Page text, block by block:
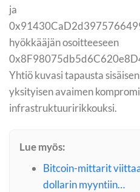
ja
hyökkääjän osoitteeseen
Yhtiö kuvasi tapausta
yksityisen avaimen
infrastruktuuririkkouksi.
Lue myös:
Bitcoin-mittarit
dollarin myyntiin…